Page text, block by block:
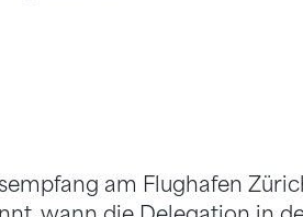
am Flughafen